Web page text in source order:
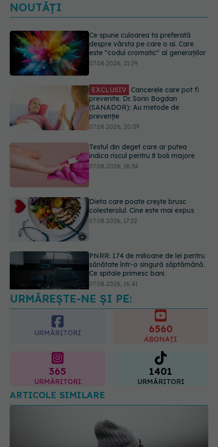
NOUTĂȚI
EXCLUSIV Cancerele care pot fi
prevenite. Dr. Sorin Bogdan
(SANADOR): Au metode de
prevenție
Testul din deget care ar putea
indica riscul pentru 8 boli majore
07.08.2026, 18:34
Dieta care poate crește brusc
colesterolul. Cine este mai expus
PNRR: 174 de milioane de lei pentru
sănătate într-o singură săptămână.
Ce spitale primesc bani
Ce spune culoarea ta preferată
despre vârsta pe care o ai. Care
este "codul cromatic" al generațiilor
URMĂREȘTE-NE ȘI PE:
URMĂRITORI
365 1401
URMĂRITORI
ARTICOLE SIMILARE